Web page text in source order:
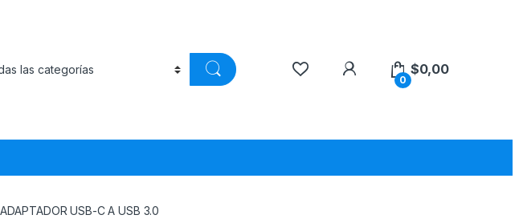
0
$0,00
ADAPTADOR USB-C A USB 3.0